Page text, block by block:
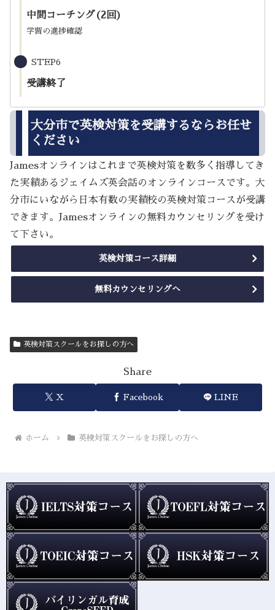
中間コーチング(2回)
学習の進捗確認
STEP6
受講終了
大分市で英検対策を受講するならお任せ
ください
Jamesオンラインはこれまで英検対策を数多く指導してき
た実績あるジェイムズ英会話のオンラインコースです。大
分市にいながら日本有数の実績校の英検対策コースが受講
できます。Jamesオンラインの無料カウンセリングを受け
て下さい。
英検対策コース詳細
無料カウンセリングへ
英検対策スクールをお探しの方へ
Share
X Facebook LINE
ホーム 英検対策スクールをお探しの方へ